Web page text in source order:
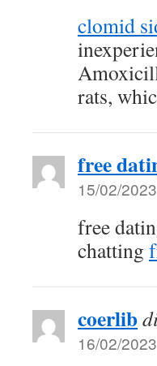
clomid
rats,
free
15/02/
free
chatting
coerlib
16/02/